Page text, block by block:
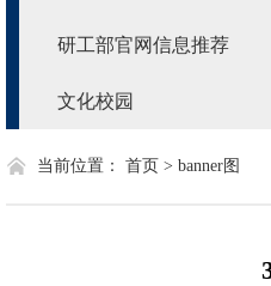
研工部官网信息推荐
文化校园
当前位置： 首页 > banner图